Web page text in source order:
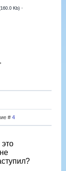
Kb) ·
# 4